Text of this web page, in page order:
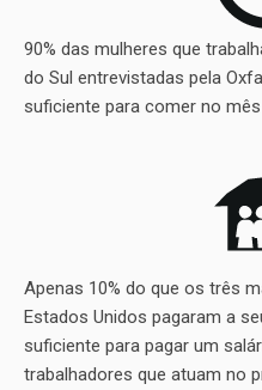
90% das mulheres que
do Sul entrevistadas pela
suficiente para comer no
Apenas 10% do que os três
Estados Unidos pagaram a
suficiente para pagar um
trabalhadores que atuam no